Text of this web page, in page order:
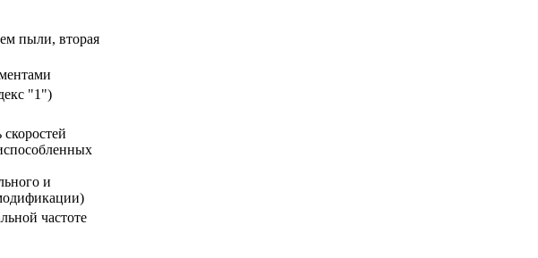
пыли, вторая
"1")
и
частоте